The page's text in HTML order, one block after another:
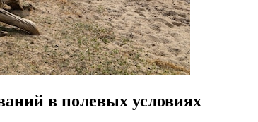
в полевых условиях